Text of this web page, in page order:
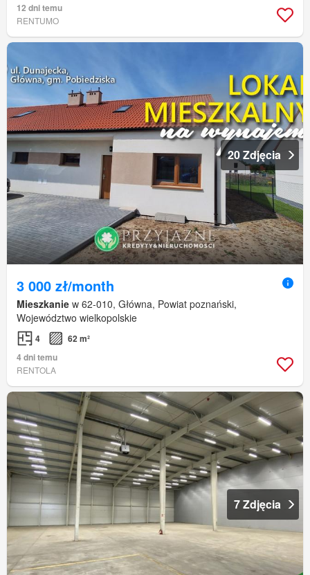
12 dni temu
RENTUMO
20 Zdjęcia
3 000 zł/month
Mieszkanie w 62-010, Główna, Powiat poznański,
Województwo wielkopolskie
4
62 m²
4 dni temu
RENTOLA
7 Zdjęcia